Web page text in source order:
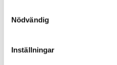
Nödvändig
Inställningar